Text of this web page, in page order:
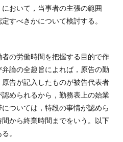
おいて，当事者の主張の範囲
すべきかについて検討する。
の労働時間を把握する目的で作
論の全趣旨によれば，原告の勤
告が記入したものが被告代表者
められるから，勤務表上の始業
ついては，特段の事情が認めら
から終業時間までをいう。以下
。